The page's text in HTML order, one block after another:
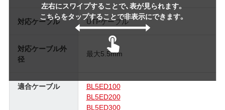
左右にスワイプすることで、表が見られます。
こちらをタップすることで非表示にできます。
対応ケーブル UTPケーブル
対応ケーブル外
径
最大5.5mm
適合ケーブル
BL5ED100
BL5ED200
BL5ED300